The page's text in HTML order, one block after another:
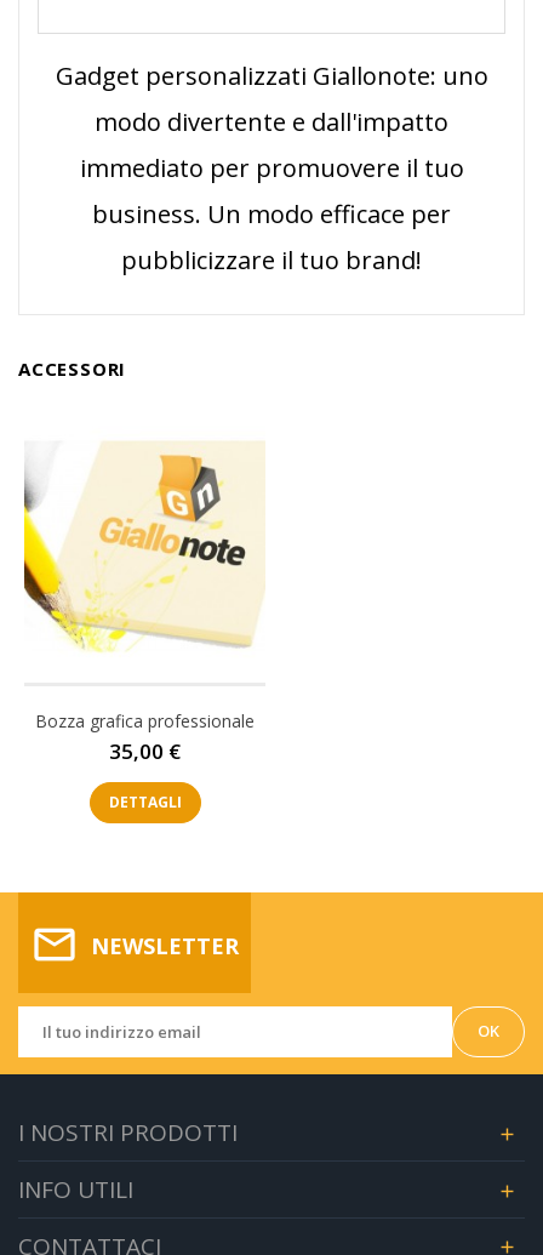
Gadget personalizzati Giallonote: uno
modo divertente e dall'impatto
immediato per promuovere il tuo
business. Un modo efficace per
pubblicizzare il tuo brand!
ACCESSORI
Bozza grafica professionale
Prezzo
35,00 €
DETTAGLI
mail_outline NEWSLETTER
I NOSTRI PRODOTTI 
INFO UTILI 
CONTATTACI 